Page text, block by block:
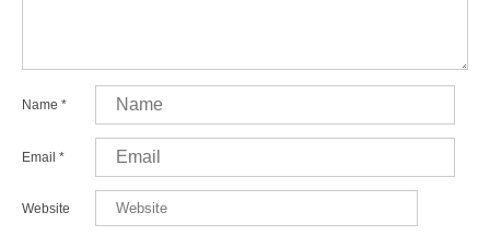
Name *
Email *
Website